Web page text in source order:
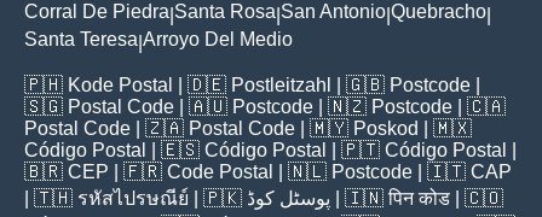
Corral De Piedra Santa Rosa San Antonio Quebracho
Santa Teresa Arroyo Del Medio
🇵🇭 Kode Postal | 🇩🇪 Postleitzahl | 🇬🇧 Postcode
🇸🇬 Postal Code | 🇦🇺 Postcode | 🇳🇿 Postcode | 🇨🇦
Postal Code | 🇿🇦 Postal Code | 🇲🇾 Poskod
| 🇲🇽
Código Postal
| 🇪🇸 Código Postal | 🇵🇹 Código Postal
🇧🇷 CEP | 🇫🇷 Code Postal | 🇳🇱 Postcode | 🇮🇹 CAP
| 🇹🇭 รหัสไปรษณีย์ | 🇵🇰 پوسٹل کوڈ | 🇮🇳पिन कोड | 🇨🇴